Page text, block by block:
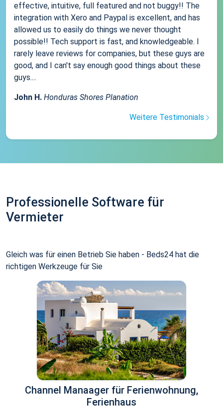
effective, intuitive, full featured and not buggy!! The
integration with Xero and Paypal is excellent, and has
allowed us to easily do things we never thought
possible!! Tech support is fast, and knowledgeable. I
rarely leave reviews for companies, but these guys are
good, and I can't say enough good things about these
guys....
John H. Honduras Shores Planation
Weitere Testimonials
Professionelle Software für
Vermieter
Gleich was für einen Betrieb Sie haben - Beds24 hat die
richtigen Werkzeuge für Sie
Channel Manaager für Ferienwohnung,
Ferienhaus